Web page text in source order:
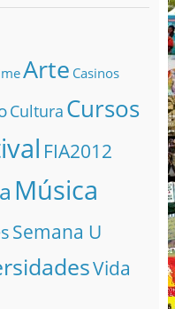
Arte Casinos
Cultura Cursos
FIA2012
Música
Semana U
Vida